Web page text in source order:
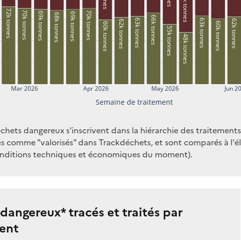
72k tonnes 70k tonnes 69k tonnes 68k tonnes 69k tonnes 70k tonnes 60k tonnes 62k tonnes 63k tonnes 66k tonnes 55k tonnes 48k tonnes
63k tonnes 60k tonnes 62k tonnes
39k tonnes
Mar 2026 Apr 2026 May 2026 Jun
Semaine de traitement
dangereux s'inscrivent dans la hiérarchie des
comme "valorisés" dans Trackdéchets, et sont comparés à
techniques et économiques du moment).
tracés et traités par